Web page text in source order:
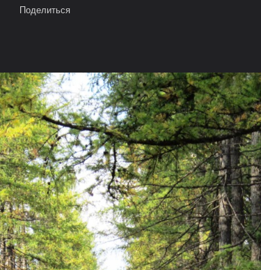
на карте Камера Облако тегов
Поделиться